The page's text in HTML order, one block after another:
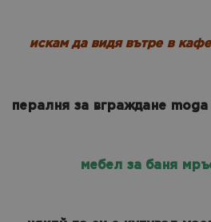
искам да видя вътре в
пералня за вграждане
мебел за баня